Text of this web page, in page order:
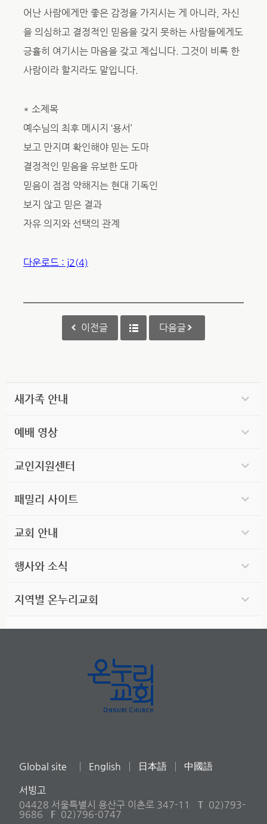
어난 사람에게만 좋은 감정을 가지시는 게 아니라, 자신
을 의심하고 결정적인 믿음을 갖지 못하는 사람들에게도
긍휼히 여기시는 마음을 갖고 계십니다. 그것이 비록 한
사람이라 할지라도 말입니다.
* 소제목
예수님의 최후 메시지 ‘용서’
보고 만지며 확인해야 믿는 도마
결정적인 믿음을 유보한 도마
믿음이 점점 약해지는 현대 기독인
보지 않고 믿은 결과
자유 의지와 선택의 관계
다운로드 : j2(4)
이전글 다음글
새가족 안내
예배 영상
교인지원센터
패밀리 사이트
교회 안내
행사와 소식
지역별 온누리교회
Global site English 日本語 中國語
서빙고
04428 서울특별시 용산구 이촌로 347-11
T 02)793-
9686
F 02)796-0747